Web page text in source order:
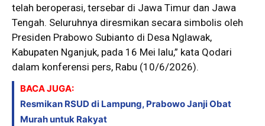
telah beroperasi, tersebar di Jawa Timur dan Jawa
Tengah. Seluruhnya diresmikan secara simbolis oleh
Presiden Prabowo Subianto di Desa Nglawak,
Kabupaten Nganjuk, pada 16 Mei lalu,” kata Qodari
dalam konferensi pers, Rabu (10/6/2026).
BACA JUGA:
Resmikan RSUD di Lampung, Prabowo Janji Obat
Murah untuk Rakyat